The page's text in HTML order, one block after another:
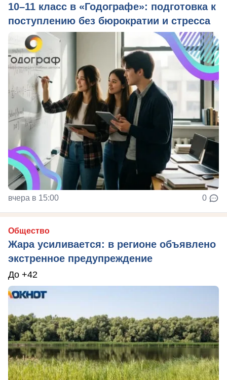
10–11 класс в «Годографе»: подготовка к
поступлению без бюрократии и стресса
вчера в 15:00 0
Общество
Жара усиливается: в регионе объявлено
экстренное предупреждение
До +42